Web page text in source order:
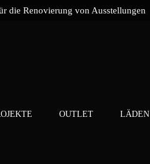
die Renovierung von Ausstellungen
OUTLET LÄDEN